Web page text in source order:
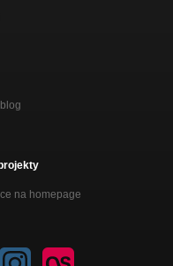
na homepage